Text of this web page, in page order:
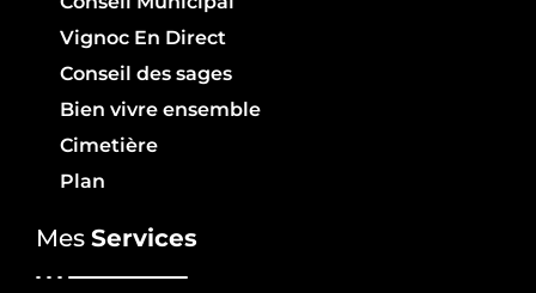
Vignoc En Direct
Conseil des sages
Bien vivre ensemble
Cimetière
Plan
Mes Services